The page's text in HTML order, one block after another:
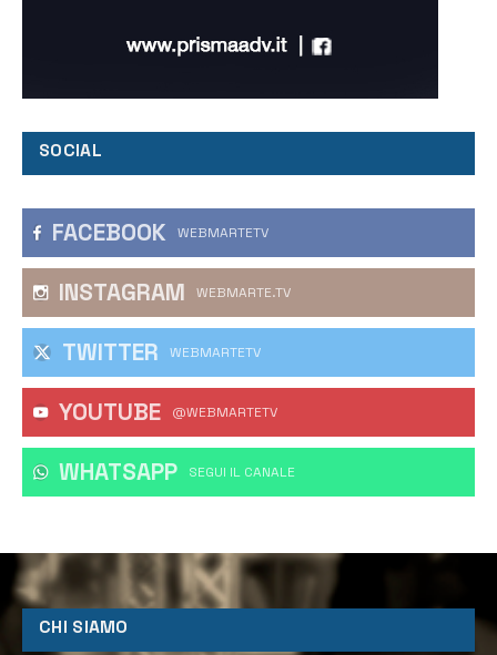
SOCIAL
FACEBOOK WEBMARTETV
INSTAGRAM WEBMARTE.TV
TWITTER WEBMARTETV
YOUTUBE @WEBMARTETV
WHATSAPP ‎SEGUI IL CANALE
CHI SIAMO